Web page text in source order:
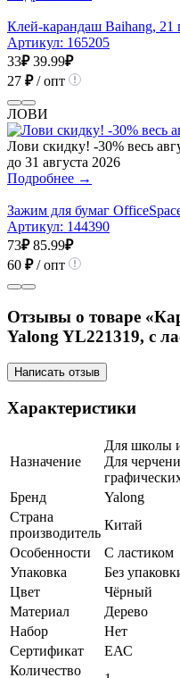
Клей-карандаш Baihang, 21
Артикул: 165205
33₽ 39.99₽
27 ₽/ опт
ЛОВИ
Лови скидку! -30% весь
до 31 августа 2026
Подробнее →
Зажим для бумаг
Артикул: 144390
73₽ 85.99₽
60 ₽/ опт
Отзывы о товаре
Yalong YL221319, с
Написать отзыв
Характеристики
Назначение
Для школы
Для
Бренд
Yalong
Страна
производитель
Китай
Особенности
С ластиком
Упаковка
Без
Цвет
Чёрный
Материал
Дерево
Набор
Нет
Сертификат
ЕАС
Количество